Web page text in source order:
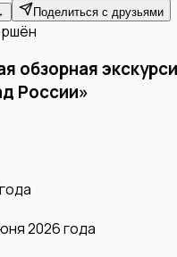
Поделиться с друзьями
обзорная
России»
2026 года